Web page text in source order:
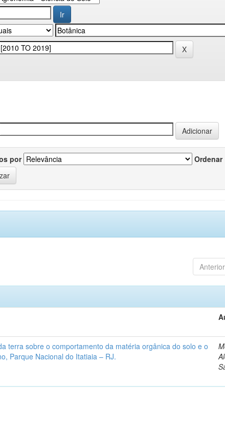
por
Ordenar
Anterior
terra sobre o comportamento da matéria orgânica do solo e o
Parque Nacional do Itatiaia – RJ.